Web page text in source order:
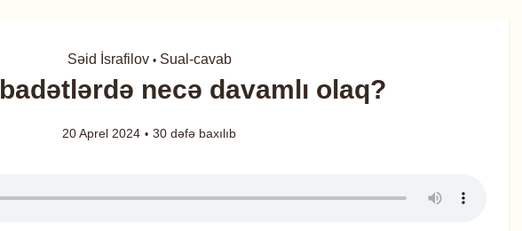
Səid İsrafilov • Sual-cavab
necə davamlı olaq?
20 Aprel 2024 30 dəfə baxılıb